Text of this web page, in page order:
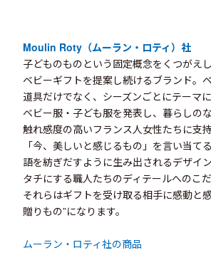
Moulin Roty（ムーラン・ロティ）社
子どものものという固定概念をくつがえ
ベビーギフトを提案し続けるブランド。
道具だけでなく、シーズンごとにテーマ
ベビー服・子ども服を発表し、暮らしの
触れ感度の高いフランス人女性たちに支
「今、美しいと感じるもの」を言い当て
語を紡ぎだすように生み出されるデザイ
タチにする職人たちのディテールへのこ
それらはギフトを受け取る相手に感動と
贈りもの”になります。
ムーラン・ロティ社の商品